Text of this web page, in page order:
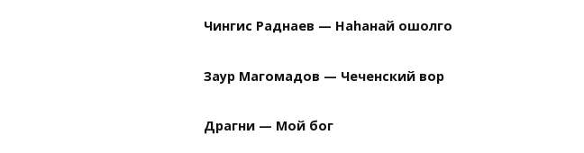
Чингис Раднаев — Наhанай ошолго
Заур Магомадов — Чеченский вор
Драгни — Мой бог